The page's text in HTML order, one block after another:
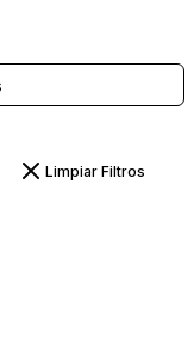
Limpiar Filtros